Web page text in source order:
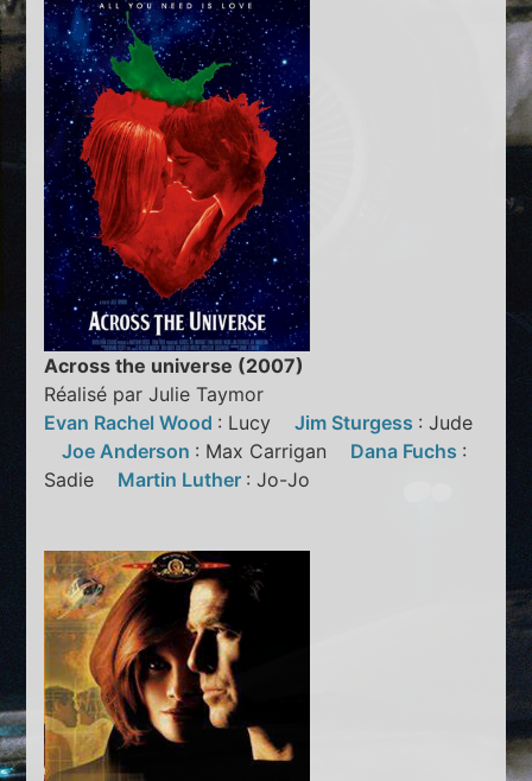
Across the universe (2007)
Réalisé par Julie Taymor
Evan Rachel Wood : LucyJim Sturgess : Jude
Joe Anderson : Max Carrigan Dana Fuchs :
Sadie Martin Luther : Jo-Jo